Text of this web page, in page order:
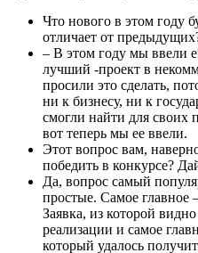
Что нового в этом году
отличает от
– В этом году мы ввели
лучший -проект в
просили это сделать,
ни к бизнесу, ни к
смогли найти для
вот теперь мы ее ввели.
Этот вопрос вам,
победить в конкурсе?
Да, вопрос самый
простые. Самое главное
Заявка, из которой
реализации и самое
который удалось